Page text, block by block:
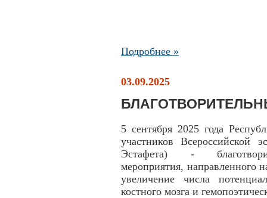
Подробнее »
03.09.2025
5 сентября 2025 года
участников Всероссийской
Эстафета) -
мероприятия, направленного
увеличение числа
костного мозга и